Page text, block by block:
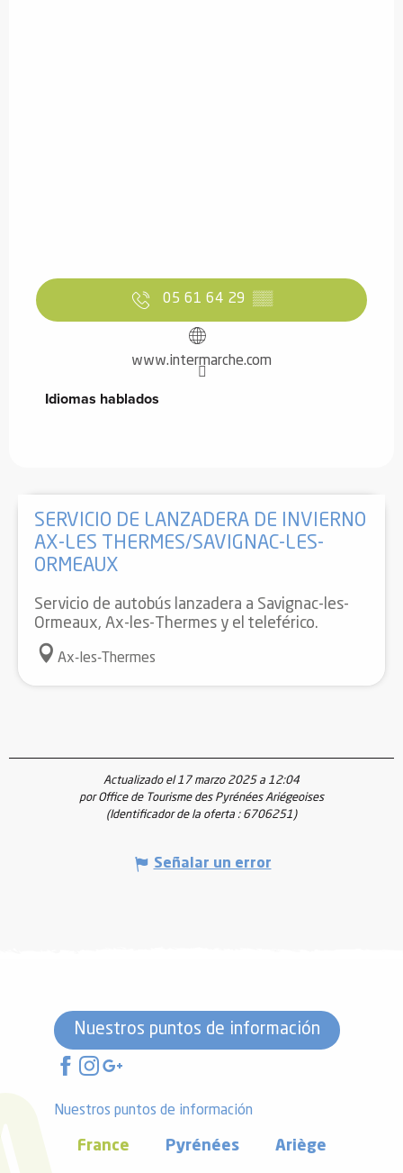
05 61 64 29 ▒▒
www.intermarche.com
Idiomas hablados
Idiomas hablados
SERVICIO DE LANZADERA DE INVIERNO
AX-LES THERMES/SAVIGNAC-LES-
ORMEAUX
Servicio de autobús lanzadera a Savignac-les-
Ormeaux, Ax-les-Thermes y el teleférico.
Ax-les-Thermes
Actualizado el 17 marzo 2025 a 12:04
por Office de Tourisme des Pyrénées Ariégeoises
(Identificador de la oferta : 6706251 )
Señalar un error
Nuestros puntos de información
Nuestros puntos de información
France Pyrénées Ariège